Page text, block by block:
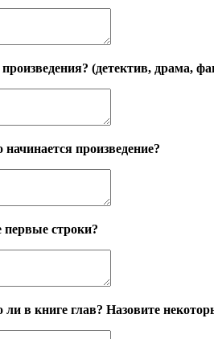
(детектив, драма,
начинается произведение?
первые строки?
ли в книге глав? Назовите